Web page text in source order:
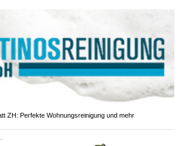
ZH: Perfekte Wohnungsreinigung und mehr